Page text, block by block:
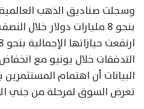
وسجلت صناديق الذهب
بنحو 8 مليارات دولار خلال
التدفقات خلال يونيو مع
البيانات أن اهتمام
تعرض السوق لمرحلة من جني